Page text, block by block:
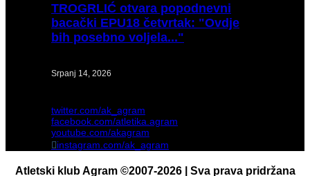
TROGRLIĆ otvara popodnevni
bacački EPU18 četvrtak: "Ovdje
bih posebno voljela..."
Srpanj 14, 2026
twitter.com/ak_agram
facebook.com/atletika.agram
youtube.com/akagram
instagram.com/ak_agram
Atletski klub Agram ©2007-2026 | Sva prava pridržana